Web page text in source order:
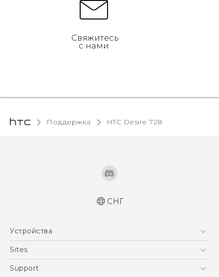
Свяжитесь
с нами
Поддержка HTC Desire 728‎
Русский - Руководство пользователя
СНГ
Устройства
5G
Sites
HTC Dev
Support